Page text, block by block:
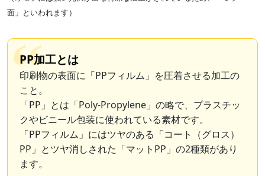
面」といわれます）
PP加工とは
印刷物の表面に「PPフィルム」を圧着させる加工の
こと。
「PP」とは「Poly-Propylene」の略で、プラスチッ
クやビニール包装に使われている素材です。
「PPフィルム」にはツヤのある「コート（グロス）
PP」とツヤ消しされた「マットPP」の2種類があり
ます。